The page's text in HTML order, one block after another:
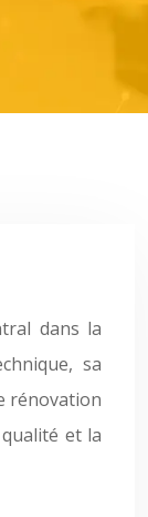
dans la
sa
rénovation
et la